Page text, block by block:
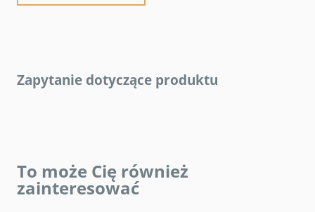
Zapytanie dotyczące produktu
To może Cię również
zainteresować